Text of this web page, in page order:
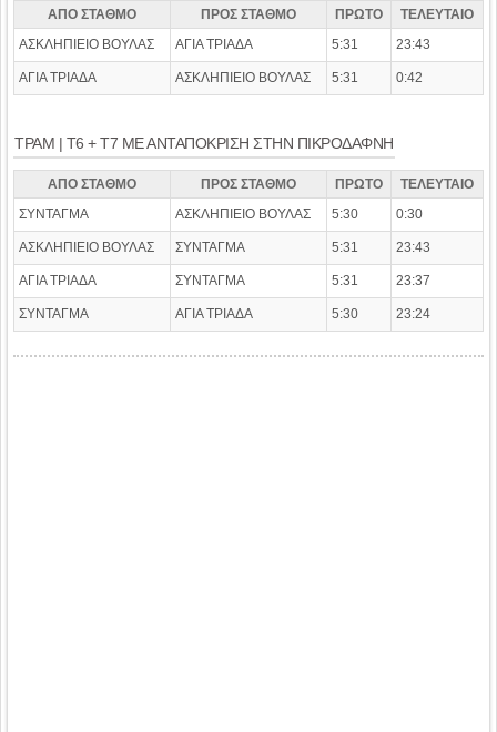
ΑΠΟ ΣΤΑΘΜΟ ΠΡΟΣ ΣΤΑΘΜΟ ΠΡΩΤΟ
ΤΕΛΕΥΤΑΙΟ
ΑΣΚΛΗΠΙΕΙΟ ΒΟΥΛΑΣ
ΑΓΙΑ ΤΡΙΑΔΑ 5:31 23:43
ΑΓΙΑ ΤΡΙΑΔΑ ΑΣΚΛΗΠΙΕΙΟ ΒΟΥΛΑΣ 5:31 0:42
ΤΡΑΜ | T6 + Τ7 ΜΕ ΑΝΤΑΠΟΚΡΙΣΗ ΣΤΗΝ ΠΙΚΡΟΔΑΦΝΗ
ΑΠΟ ΣΤΑΘΜΟ ΠΡΟΣ ΣΤΑΘΜΟ ΠΡΩΤΟ
ΤΕΛΕΥΤΑΙΟ
ΣΥΝΤΑΓΜΑ
ΑΣΚΛΗΠΙΕΙΟ ΒΟΥΛΑΣ 5:30 0:30
ΑΣΚΛΗΠΙΕΙΟ ΒΟΥΛΑΣ ΣΥΝΤΑΓΜΑ 5:31 23:43
ΑΓΙΑ ΤΡΙΑΔΑ ΣΥΝΤΑΓΜΑ 5:31 23:37
ΣΥΝΤΑΓΜΑ ΑΓΙΑ ΤΡΙΑΔΑ 5:30 23:24